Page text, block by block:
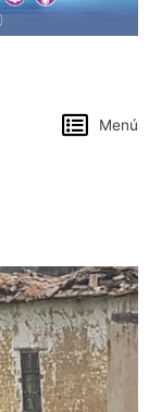
Menú
Page